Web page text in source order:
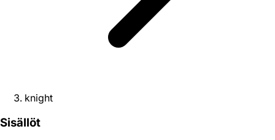
knight
Sisällöt